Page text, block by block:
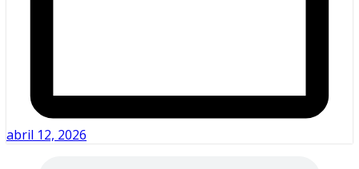
abril 12, 2026